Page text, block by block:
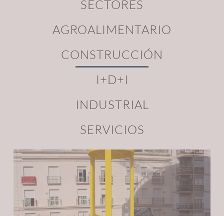
SECTORES
AGROALIMENTARIO
CONSTRUCCIÓN
I+D+I
INDUSTRIAL
SERVICIOS